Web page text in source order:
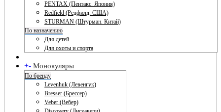
PENTAX (Пентакс. Япония)
Redfield (Редфилд. США)
STURMAN (Штурман. Китай)
По назначению
Для детей
Для охоты и спорта
+- Монокуляры
По бренду
Levenhuk (Левенгук)
Bresser (Брессер)
Veber (Вебер)